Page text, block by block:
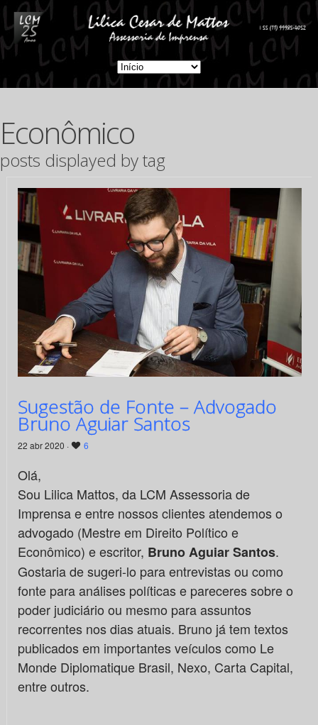
Econômico
posts displayed by tag
Sugestão de Fonte – Advogado
Bruno Aguiar Santos
22 abr 2020 · 6
Olá,
Sou Lilica Mattos, da LCM Assessoria de
Imprensa e entre nossos clientes atendemos o
advogado (Mestre em Direito Político e
Econômico) e escritor, Bruno Aguiar Santos.
Gostaria de sugeri-lo para entrevistas ou como
fonte para análises políticas e pareceres sobre o
poder judiciário ou mesmo para assuntos
recorrentes nos dias atuais. Bruno já tem textos
publicados em importantes veículos como Le
Monde Diplomatique Brasil, Nexo, Carta Capital,
entre outros.